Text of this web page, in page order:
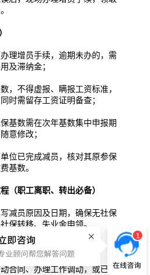
理增员手续，逾期未办的，需
及滞纳金；
，不得虚报、瞒报工资标准，
时需留存工资证明备查；
基数需在次年基数集中申报期
意修改；
位已完成减员，核对其原参保
基数。
（职工离职、转出必备）
减员原因及日期，确保无社保
保转移、失业金申领。
合同、办理工作调动，或已达
1
在线咨询
即咨询
业顾问帮您解答问题